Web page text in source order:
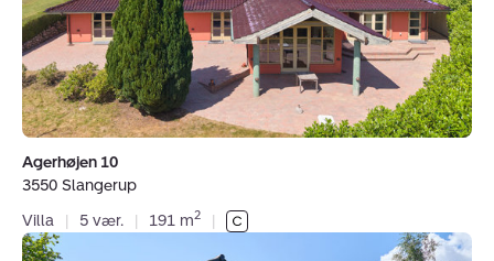
Agerhøjen 10
3550 Slangerup
Villa
| 5 vær. | 191 m2 |
Villa: